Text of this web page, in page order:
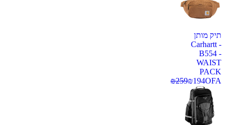
תיק מותן
Carhartt -
B554 -
WAIST
PACK
OFA
₪194
₪259